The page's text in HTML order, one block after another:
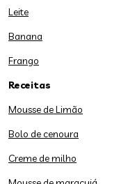
Leite
Banana
Frango
Receitas
Mousse de Limão
Bolo de cenoura
Creme de milho